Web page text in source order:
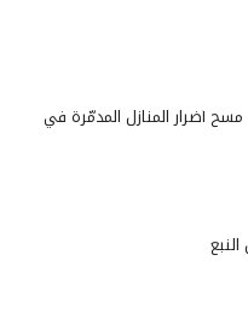
أضرار المنازل المدمّرة في